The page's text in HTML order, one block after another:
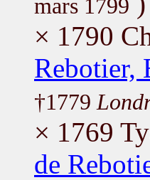
mars 1799
× 1790
Rebotier,
†1779
× 1769
de